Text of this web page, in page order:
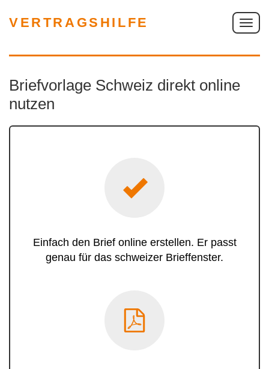
VERTRAGSHILFE
S
h
N
Briefvorlage Schweiz direkt online
nutzen
Einfach den Brief online erstellen. Er passt
genau für das schweizer Brieffenster.